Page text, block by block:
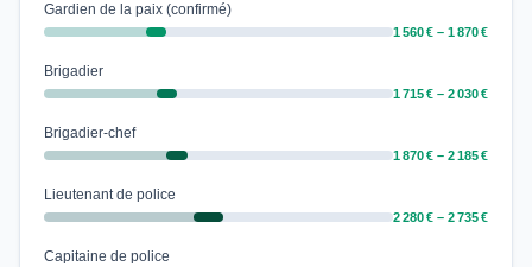
Gardien de la paix (confirmé)
1 560 € – 1 870 €
Brigadier
1 715 € – 2 030 €
Brigadier-chef
1 870 € – 2 185 €
Lieutenant de police
2 280 € – 2 735 €
Capitaine de police